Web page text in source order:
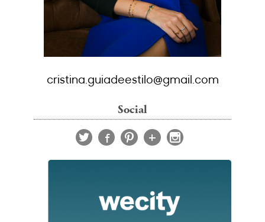
cristina.guiadeestilo@gmail.com
Social